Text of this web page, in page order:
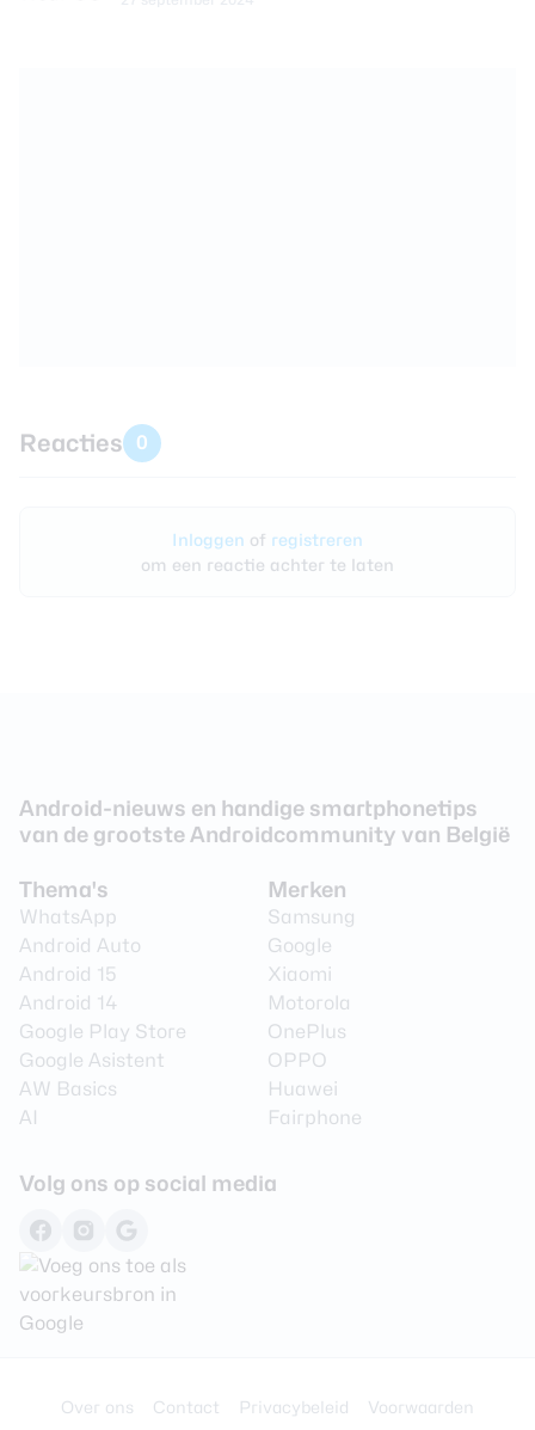
Reacties 0
Inloggen of registreren
om een reactie achter te laten
Android-nieuws en handige smartphonetips
van de grootste Androidcommunity van België
Thema's
WhatsApp
Android Auto
Android 15
Android 14
Google Play Store
Google Asistent
AW Basics
AI
Merken
Samsung
Google
Xiaomi
Motorola
OnePlus
OPPO
Huawei
Fairphone
Volg ons op social media
Over ons Contact Privacybeleid Voorwaarden